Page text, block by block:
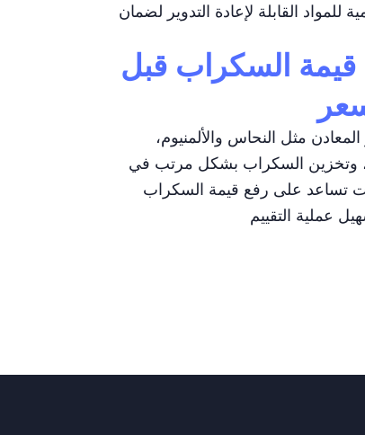
القابلة لإعادة التدوير لضمان
السكراب قبل
مثل النحاس والألمنيوم،
وتخزين السكراب بشكل مرتب في
تساعد على رفع قيمة السكراب